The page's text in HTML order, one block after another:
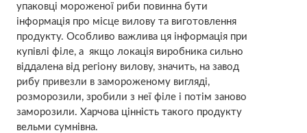
упаковці мороженої риби повинна бути
інформація про місце вилову та виготовлення
продукту. Особливо важлива ця інформація при
купівлі філе, а якщо локація виробника сильно
віддалена від регіону вилову, значить, на завод
рибу привезли в замороженому вигляді,
розморозили, зробили з неї філе і потім заново
заморозили. Харчова цінність такого продукту
вельми сумнівна.